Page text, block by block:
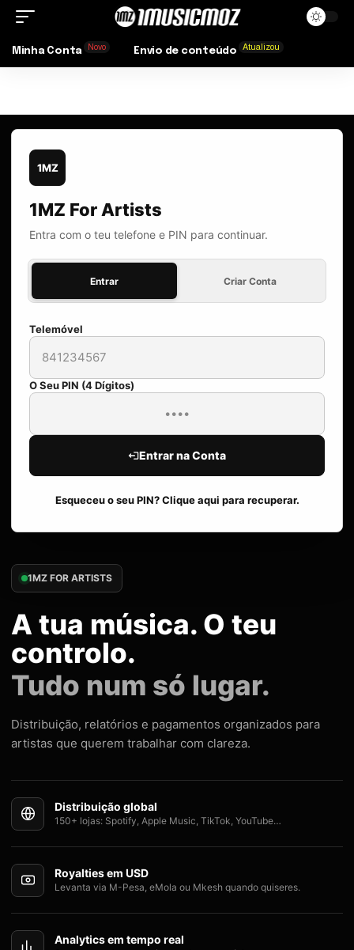
Minha Conta Novo Envio de conteúdo Atualizou
1MZ FOR ARTISTS
A tua música. O teu
controlo.
Tudo num só lugar.
Distribuição, relatórios e pagamentos organizados para
artistas que querem trabalhar com clareza.
Distribuição global
150+ lojas: Spotify, Apple Music, TikTok, YouTube…
Royalties em USD
Levanta via M-Pesa, eMola ou Mkesh quando quiseres.
Analytics em tempo real
1MZ
1MZ For Artists
Entra com o teu telefone e PIN para continuar.
Entrar Criar Conta
Telemóvel
O Seu PIN (4 Dígitos)
Entrar na Conta
Esqueceu o seu PIN? Clique aqui para recuperar.